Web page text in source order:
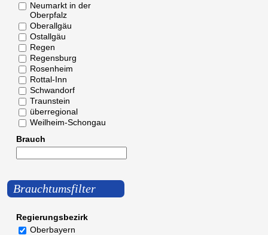
Neumarkt in der
Oberpfalz
Oberallgäu
Ostallgäu
Regen
Regensburg
Rosenheim
Rottal-Inn
Schwandorf
Traunstein
überregional
Weilheim-Schongau
Brauch
Brauchtumsfilter
Regierungsbezirk
Oberbayern